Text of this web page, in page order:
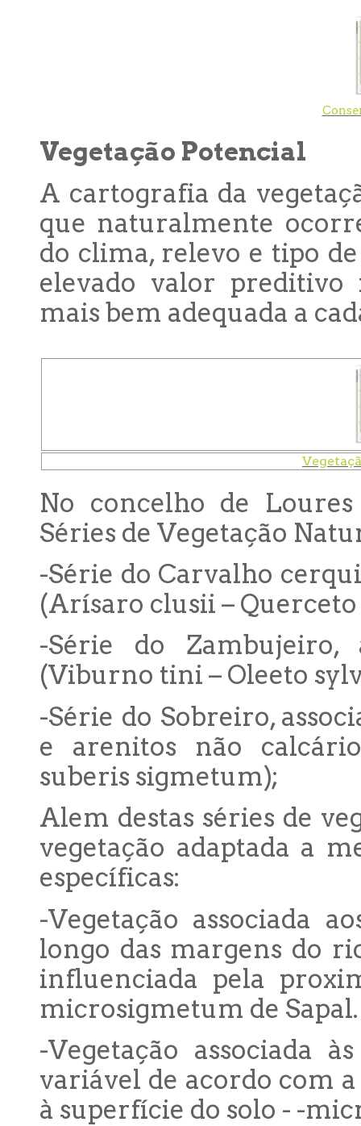
Vegetação Potencial
A cartografia da
que naturalmente
do clima, relevo e tipo
elevado valor preditivo
mais bem adequada a
No concelho de
Séries de Vegetação
-Série do Carvalho
(Arísaro clusii –
-Série do Zambujeiro,
(Viburno tini – Oleeto
-Série do Sobreiro,
e arenitos não
suberis sigmetum);
Alem destas séries de
vegetação adaptada a
específicas:
-Vegetação associada
longo das margens do
influenciada pela
microsigmetum de Sapal.
-Vegetação associada
variável de acordo com
à superfície do solo - -